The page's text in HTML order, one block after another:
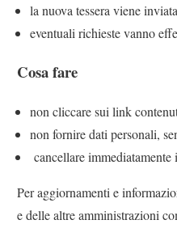
la nuova tessera viene
eventuali richieste vanno
Cosa fare
non cliccare sui link
non fornire dati personali,
cancellare immediatamente
Per aggiornamenti e
e delle altre amministrazioni